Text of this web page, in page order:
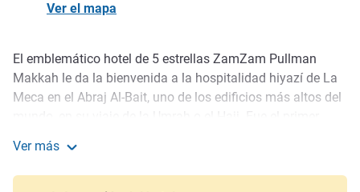
Ver el mapa
Descripción
El emblemático hotel de 5 estrellas ZamZam Pullman
Makkah le da la bienvenida a la hospitalidad hiyazí de La
Meca en el Abraj Al-Bait, uno de los edificios más altos del
suites del ZamZam Pullman ofrecen vistas parciales a la
inspiradora Kaaba, Másyid al-Haram y La Meca. Disfrute
Ver más